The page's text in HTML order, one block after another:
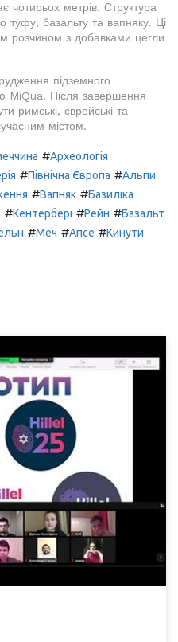
чотирьох метрів. Структура
туфу, базальту та вапняку. Ці
розчином з добавками цегли
підземного
MiQua. Після завершення
римські, єврейські та
містом.
#Археологія
#Північна Європа #Альпи
#Вапняк #Базиліка
#Кентербері #Рейн #Базальт
#Меч #Апсе #Кинути